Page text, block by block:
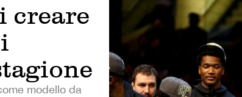
creare
modello da